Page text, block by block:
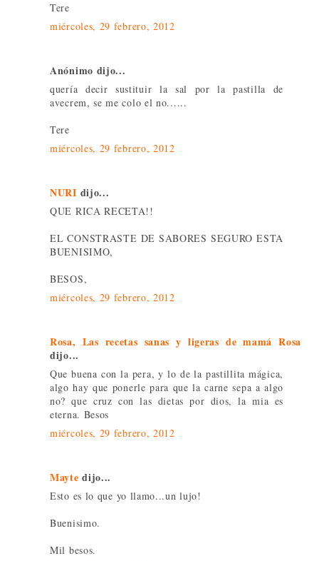
Tere
miércoles, 29 febrero, 2012
Anónimo dijo...
quería decir sustituir la sal por la pastilla de
avecrem, se me colo el no......
Tere
miércoles, 29 febrero, 2012
NURI dijo...
QUE RICA RECETA!!
EL CONSTRASTE DE SABORES SEGURO ESTA
BUENISIMO,
BESOS,
miércoles, 29 febrero, 2012
Rosa, Las recetas sanas y ligeras de mamá Rosa
dijo...
Que buena con la pera, y lo de la pastillita mágica,
algo hay que ponerle para que la carne sepa a algo
no? que cruz con las dietas por dios, la mia es
eterna. Besos
miércoles, 29 febrero, 2012
Mayte dijo...
Esto es lo que yo llamo...un lujo!
Buenisimo.
Mil besos.